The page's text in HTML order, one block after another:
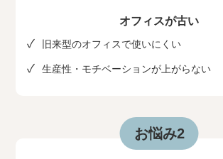
オフィスが古い
旧来型のオフィスで使いにくい
生産性・モチベーションが上がらない
お悩み2